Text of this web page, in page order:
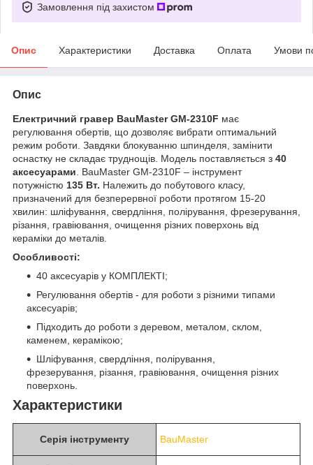
Замовлення під захистом
Опис Характеристики Доставка Оплата Умови
Опис
Електричний гравер BauMaster GM-2310F має
регулювання обертів, що дозволяє вибрати оптимальний
режим роботи. Завдяки блокуванню шпинделя, замінити
оснастку не складає труднощів. Модель поставляється з 40
аксесуарами . BauMaster GM-2310F – інструмент
потужністю 135 Вт. Належить до побутового класу,
призначений для безперервної роботи протягом 15-20
хвилин: шліфування, свердління, полірування, фрезерування,
різання, гравіювання, очищення різних поверхонь від
кераміки до металів.
Особливості:
40 аксесуарів у КОМПЛЕКТІ;
Регулювання обертів - для роботи з різними типами
аксесуарів;
Підходить до роботи з деревом, металом, склом,
каменем, керамікою;
Шліфування, свердління, полірування,
фрезерування, різання, гравіювання, очищення різних
поверхонь.
Характеристики
Серія інструменту BauMaster